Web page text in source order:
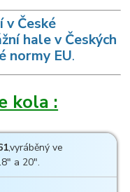
v České
hale v Českých
normy EU.
kola :
,vyráběný ve
a 20".